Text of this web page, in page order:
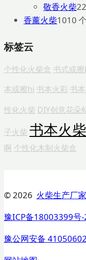
敬香火柴2
香薰火柴1010
标签云
个性化火柴盒 书式或
本或擦hi 书本火彩 书
性化火柴 DIY创意花朵
子火柴 书本火柴
啊 个性化木制火柴盒
© 2026 火柴生产厂
豫ICP备18003399号-
豫公网安备